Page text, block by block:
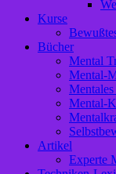
Kurse
Bücher
Mental
Mental-
Mental-
Artikel
Experte